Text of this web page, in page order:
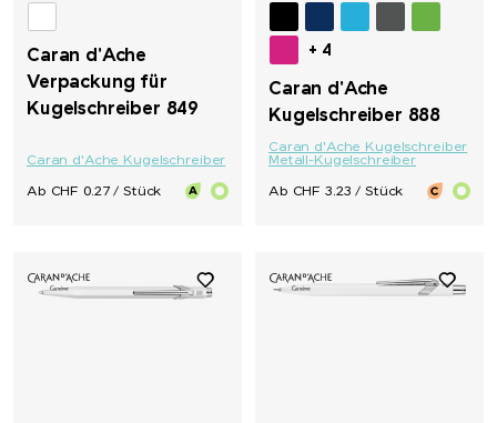
Caran d'Ache
Verpackung für
Kugelschreiber 849
Caran d'Ache Kugelschreiber
Ab CHF 0.27 / Stück
+ 4
Caran d'Ache
Kugelschreiber 888
Caran d'Ache Kugelschreiber
Metall-Kugelschreiber
Ab CHF 3.23 / Stück